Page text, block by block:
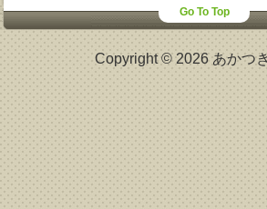
Go To Top
Copyright © 2026 あかつ